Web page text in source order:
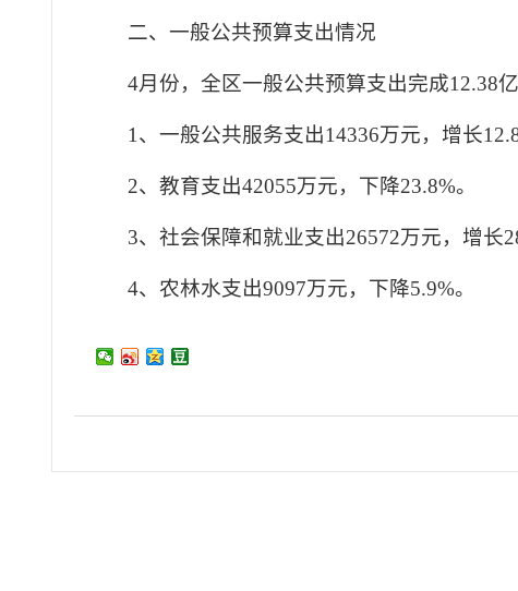
二、一般公共预算支出情况
4月份，全区一般公共预算支出完成12.38
1、一般公共服务支出14336万元，增长
2、教育支出42055万元，下降23.8%。
3、社会保障和就业支出26572万元，增长
4、农林水支出9097万元，下降5.9%。